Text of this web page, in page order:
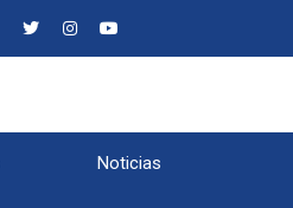
Noticias